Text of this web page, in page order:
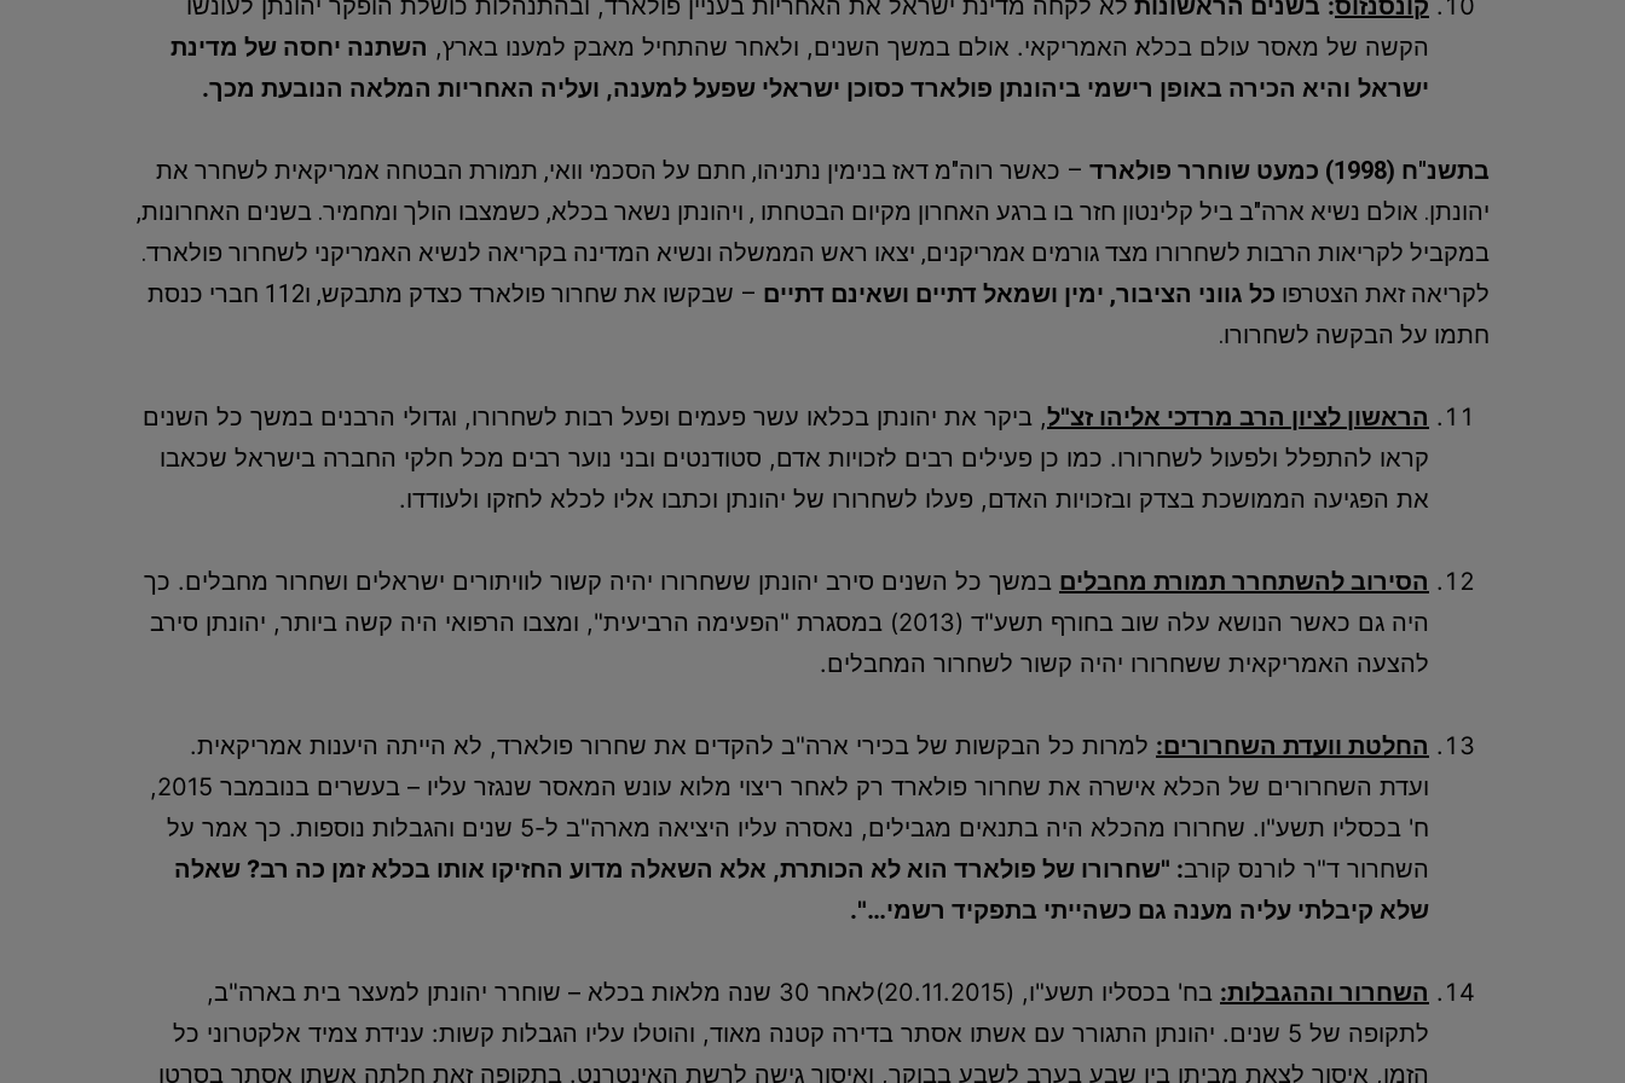
קונסנזוס: בשנים הראשונות לא לקחה מדינת ישראל את האחריות בעניין פולארד, ובהתנהלות כושלת הופקר יהונתן לעונשו
הקשה של מאסר עולם בכלא האמריקאי. אולם במשך השנים, ולאחר שהתחיל מאבק למענו בארץ, השתנה יחסה של מדינת
ישראל והיא הכירה באופן רישמי ביהונתן פולארד כסוכן ישראלי שפעל למענה, ועליה האחריות המלאה הנובעת מכך.
בתשנ"ח (1998) כמעט שוחרר פולארד – כאשר רוה"מ דאז בנימין נתניהו, חתם על הסכמי וואי, תמורת הבטחה אמריקאית לשחרר את
יהונתן. אולם נשיא ארה"ב ביל קלינטון חזר בו ברגע האחרון מקיום הבטחתו , ויהונתן נשאר בכלא, כשמצבו הולך ומחמיר. בשנים האחרונות,
במקביל לקריאות הרבות לשחרורו מצד גורמים אמריקנים, יצאו ראש הממשלה ונשיא המדינה בקריאה לנשיא האמריקני לשחרור פולארד.
לקריאה זאת הצטרפו כל גווני הציבור, ימין ושמאל דתיים ושאינם דתיים
– שבקשו את שחרור פולארד כצדק מתבקש, ו112 חברי כנסת
חתמו על הבקשה לשחרורו.
הראשון לציון הרב מרדכי אליהו זצ"ל, ביקר את יהונתן בכלאו עשר פעמים ופעל רבות לשחרורו, וגדולי הרבנים במשך כל השנים
קראו להתפלל ולפעול לשחרורו. כמו כן פעילים רבים לזכויות אדם, סטודנטים ובני נוער רבים מכל חלקי החברה בישראל שכאבו
את הפגיעה הממושכת בצדק ובזכויות האדם, פעלו לשחרורו של יהונתן וכתבו אליו לכלא לחזקו ולעודדו.
הסירוב להשתחרר תמורת מחבלים במשך כל השנים סירב יהונתן ששחרורו יהיה קשור לוויתורים ישראלים ושחרור מחבלים. כך
היה גם כאשר הנושא עלה שוב בחורף תשע"ד (2013) במסגרת "הפעימה הרביעית", ומצבו הרפואי היה קשה ביותר, יהונתן סירב
להצעה האמריקאית ששחרורו יהיה קשור לשחרור המחבלים.
החלטת וועדת השחרורים: למרות כל הבקשות של בכירי ארה"ב להקדים את שחרור פולארד, לא הייתה היענות אמריקאית.
ועדת השחרורים של הכלא אישרה את שחרור פולארד רק לאחר ריצוי מלוא עונש המאסר שנגזר עליו – בעשרים בנובמבר 2015,
ח' בכסליו תשע"ו. שחרורו מהכלא היה בתנאים מגבילים, נאסרה עליו היציאה מארה"ב ל-5 שנים והגבלות נוספות. כך אמר על
השחרור ד"ר לורנס קורב: "שחרורו של פולארד הוא לא הכותרת, אלא השאלה מדוע החזיקו אותו בכלא זמן כה רב? שאלה
שלא קיבלתי עליה מענה גם כשהייתי בתפקיד רשמי…".
השחרור וההגבלות:
בח' בכסליו תשע"ו, (20.11.2015)לאחר 30 שנה מלאות בכלא – שוחרר יהונתן למעצר בית בארה"ב,
לתקופה של 5 שנים. יהונתן התגורר עם אשתו אסתר בדירה קטנה מאוד, והוטלו עליו הגבלות קשות: ענידת צמיד אלקטרוני כל
הזמן, איסור לצאת מביתו בין שבע בערב לשבע בבוקר, ואיסור גישה לרשת האינטרנט. בתקופה זאת חלתה אשתו אסתר בסרטן